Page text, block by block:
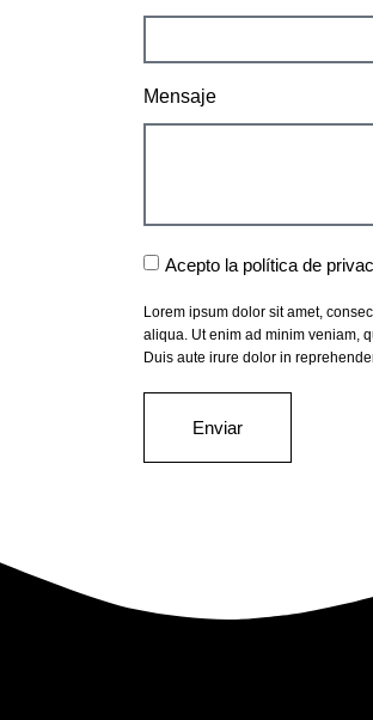
Mensaje
Acepto la política de
Lorem ipsum dolor sit amet,
aliqua. Ut enim ad minim veniam,
Duis aute irure dolor in
Enviar